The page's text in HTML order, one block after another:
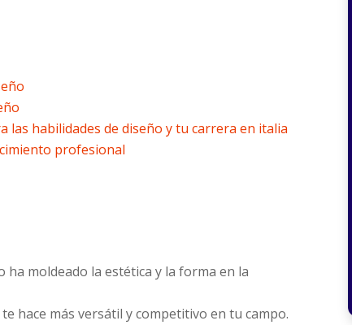
las habilidades de diseño y tu carrera en italia
profesional
moldeado la estética y la forma en la
hace más versátil y competitivo en tu campo.